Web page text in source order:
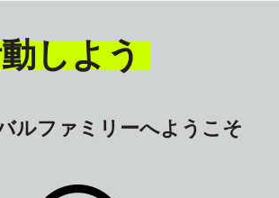
しよう
ルファミリーへようこそ